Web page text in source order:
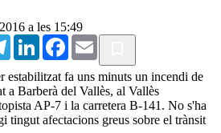
a les 15:49
TelegramLinkedInFacebook
Email
estabilitzat fa uns minuts un incendi de
a Barberà del Vallès, al Vallès
AP-7 i la carretera B-141. No s'ha
tingut afectacions greus sobre el trànsit